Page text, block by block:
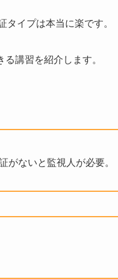
イプは本当に楽です。
講習を紹介します。
がないと監視人が必要。